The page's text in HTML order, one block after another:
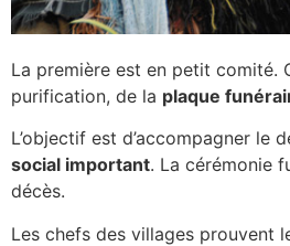
La première est en petit comité.
purification, de la plaque
L’objectif est d’accompagner le
social important. La cérémonie
décès.
Les chefs des villages prouvent